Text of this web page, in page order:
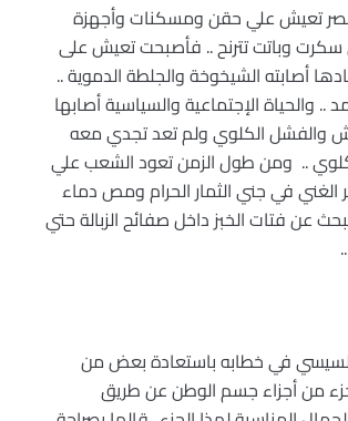
تعيش علي حقن ومسكنات وأجهزة
وباتت تترنح .. فأصبحت تعيش على
أصابته الشيخوخة والجلطة الدموية ..
والحياة الإجتماعية والسياسية أصابها
والفشل الكلوي ولم تعد تجدي معه
.. ومن طول الزمن تعود الشعب علي
الغني في جني الثمار الحرام ومص دماء
عن فتات الخبز داخل صفائح الزبالة حتي
السيسي في خطابه باستعادة بعض من
من أجزاء جسم الوطن عن طريق